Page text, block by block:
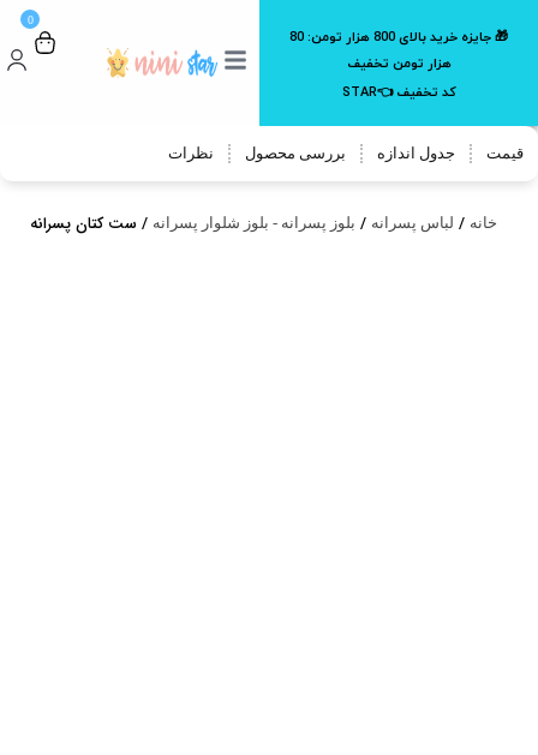
🎁 جایزه خرید بالای 800 هزار تومن:
80
هزار تومن تخفیف
کد تخفیف 👈STAR
0
قیمت جدول اندازه بررسی محصول نظرات
خانه / لباس پسرانه / بلوز پسرانه - بلوز شلوار پسرانه / ست کتان پسرانه 3 تکه مناسب 1 تا 7 سال